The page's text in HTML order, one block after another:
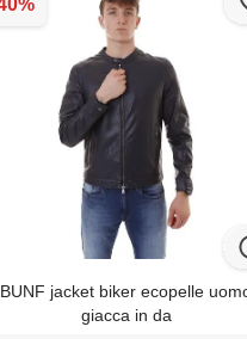
BUNF jacket biker ecopelle
giacca in da